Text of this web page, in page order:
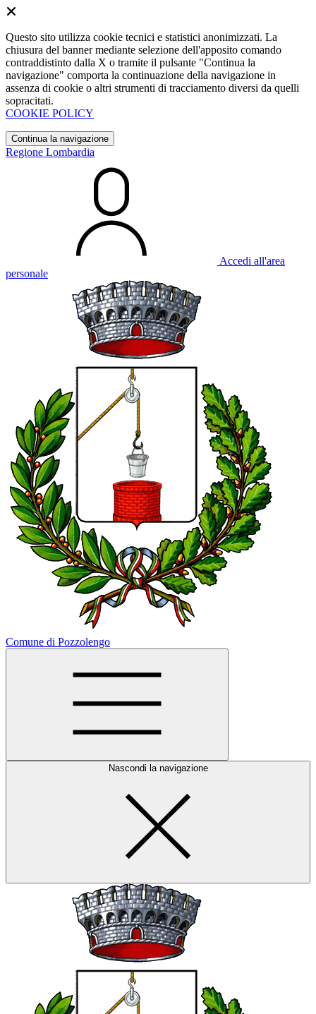
Questo sito utilizza cookie tecnici e statistici anonimizzati. La
chiusura del banner mediante selezione dell'apposito comando
contraddistinto dalla X o tramite il pulsante "Continua la
navigazione" comporta la continuazione della navigazione in
assenza di cookie o altri strumenti di tracciamento diversi da quelli
sopracitati.
COOKIE POLICY
Continua la navigazione
Regione Lombardia
Accedi all'area
personale
Comune di Pozzolengo
Nascondi la navigazione